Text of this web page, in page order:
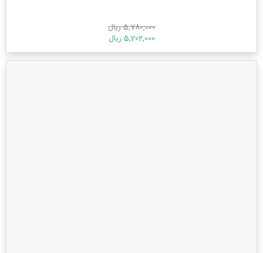
5,780,000 ریال
5,202,000 ریال